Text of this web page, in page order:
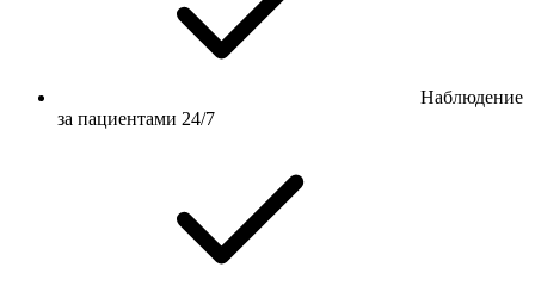
Наблюдение
за пациентами 24/7